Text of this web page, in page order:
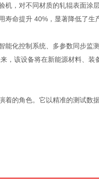
，对不同材质的轧辊表面涂
命提升 40%，显著降低了生
化控制系统、多参数同步监
，该设备将在新能源材料、装
的角色。它以精准的测试数